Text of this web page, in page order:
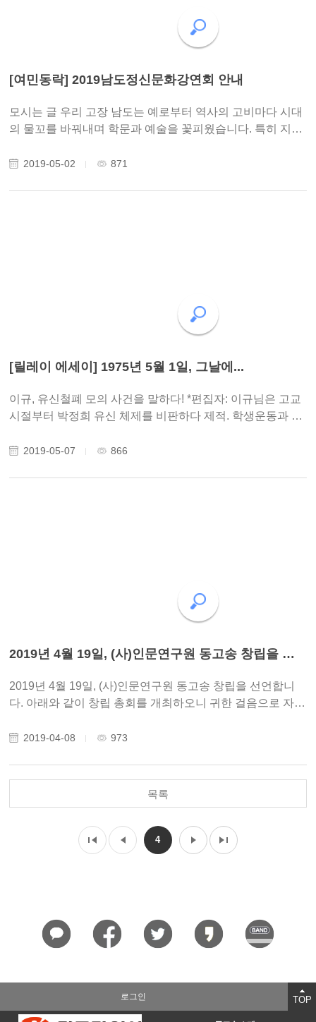
[여민동락] 2019남도정신문화강연회 안내
모시는 글 우리 고장 남도는 예로부터 역사의 고비마다 시대
의 물꼬를 바꿔내며 학문과 예술을 꽃피웠습니다. 특히 지난
진하였으며, 민주화와 경제발전에 앞장섰습니다. 오늘날 우
2019-05-02 871
[릴레이 에세이] 1975년 5월 1일, 그날에...
이규, 유신철폐 모의 사건을 말하다! *편집자: 이규님은 고교
시절부터 박정희 유신 체제를 비판하다 제적. 학생운동과 노
다. 광주일고 51. 52회 동문들이 유신헌법을 철폐하기 위해2019-05-07 866
2019년 4월 19일, (사)인문연구원 동고송 창립을 선언합니다.
2019년 4월 19일, (사)인문연구원 동고송 창립을 선언합니
다. 아래와 같이 창립 총회를 개최하오니 귀한 걸음으로 자리
시 장소 : 오월의 숲 (아래 지도를 참고해 주세요.) 1부행사 : 2019-04-08 973
목록
4
로그인 TOP